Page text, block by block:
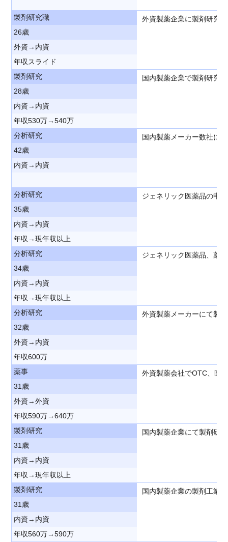
製剤研究職
外資製薬企業に製剤研究
26歳
外資→内資
年収スライド
製剤研究
国内製薬企業で製剤研究
28歳
内資→内資
年収530万→540万
分析研究
国内製薬メーカー数社に
42歳
内資→内資
分析研究
ジェネリック医薬品の申
35歳
内資→内資
年収→現年収以上
分析研究
ジェネリック医薬品、薬
34歳
内資→内資
年収→現年収以上
分析研究
外資製薬メーカーにて製
32歳
外資→内資
年収600万
薬事
外資製薬会社でOTC、医
31歳
外資→外資
年収590万→640万
製剤研究
国内製薬企業にて製剤研
31歳
内資→内資
年収→現年収以上
製剤研究
国内製薬企業の製剤工業
31歳
内資→内資
年収560万→590万